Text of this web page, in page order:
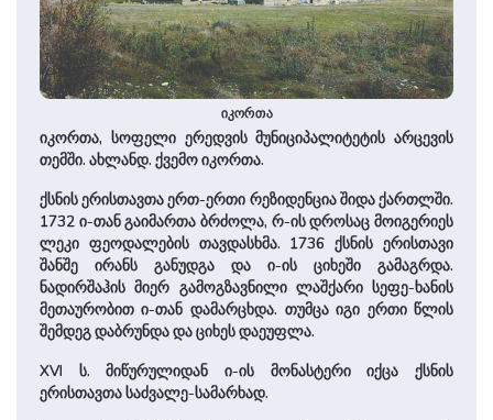
იკორთა
იკორთა, სოფელი ერედვის მუნი­ცი­პა­ლი­ტე­ტის არცევის
თემში. ახლანდ. ქვემო იკორთა.
ქსნის ერისთავთა ერთ-ერთი რეზიდენცია შიდა ქართლში.
1732 ი-თან გაიმართა ბრძო­ლა, რ-ის დროსაც მოიგერიეს
ლეკი ფეოდალების თავდასხმა. 1736 ქსნის ერისთავი
შანშე ირანს განუდგა და ი-ის ციხეში გამაგრდა.
ნადირშაჰის მიერ გამოგზავნილი ლაშქარი სეფე-ხანის
მეთაურობით ი-თან დამარცხდა. თუმცა იგი ერთი წლის
შემდეგ დაბრუნდა და ციხეს დაეუფლა.
XVI ს. მიწურულიდან ი-ის მონას­ტე­რი იქცა ქსნის
ერისთავთა საძვალე-სამარხად.